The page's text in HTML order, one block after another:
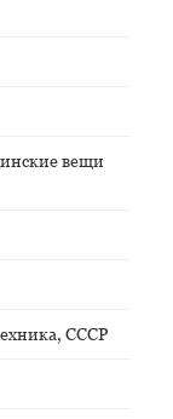
вещи
СССР